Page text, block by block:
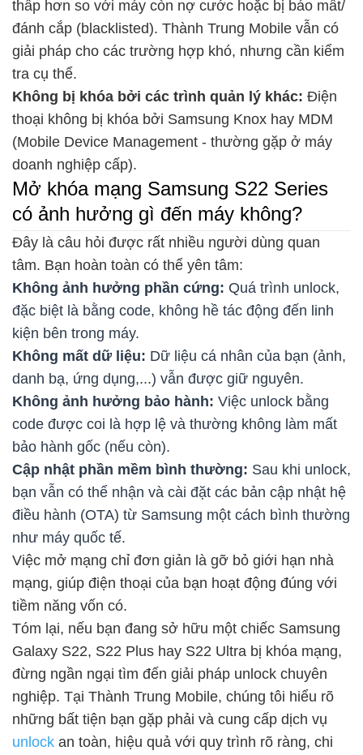
thấp hơn so với máy còn nợ cước hoặc bị báo mất/
đánh cắp (blacklisted). Thành Trung Mobile vẫn có
giải pháp cho các trường hợp khó, nhưng cần kiểm
tra cụ thể.
Không bị khóa bởi các trình quản lý khác: Điện
thoại không bị khóa bởi Samsung Knox hay MDM
(Mobile Device Management - thường gặp ở máy
doanh nghiệp cấp).
Mở khóa mạng Samsung S22 Series
có ảnh hưởng gì đến máy không?
Đây là câu hỏi được rất nhiều người dùng quan
tâm. Bạn hoàn toàn có thể yên tâm:
Không ảnh hưởng phần cứng: Quá trình unlock,
đặc biệt là bằng code, không hề tác động đến linh
kiện bên trong máy.
Không mất dữ liệu: Dữ liệu cá nhân của bạn (ảnh,
danh bạ, ứng dụng,...) vẫn được giữ nguyên.
Không ảnh hưởng bảo hành: Việc unlock bằng
code được coi là hợp lệ và thường không làm mất
bảo hành gốc (nếu còn).
Cập nhật phần mềm bình thường: Sau khi unlock,
bạn vẫn có thể nhận và cài đặt các bản cập nhật hệ
điều hành (OTA) từ Samsung một cách bình thường
như máy quốc tế.
Việc mở mạng chỉ đơn giản là gỡ bỏ giới hạn nhà
mạng, giúp điện thoại của bạn hoạt động đúng với
tiềm năng vốn có.
Tóm lại, nếu bạn đang sở hữu một chiếc Samsung
Galaxy S22, S22 Plus hay S22 Ultra bị khóa mạng,
đừng ngần ngại tìm đến giải pháp unlock chuyên
nghiệp. Tại Thành Trung Mobile, chúng tôi hiểu rõ
những bất tiện bạn gặp phải và cung cấp dịch vụ
unlock an toàn, hiệu quả với quy trình rõ ràng, chi